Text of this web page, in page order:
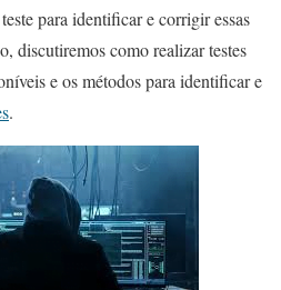
para identificar e corrigir essas
discutiremos como realizar testes
e os métodos para identificar e
.